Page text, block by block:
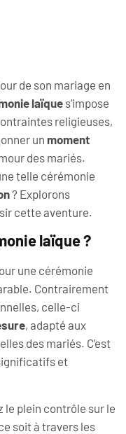
de son mariage en
laïque s’impose
religieuses,
un moment
des mariés.
telle cérémonie
? Explorons
cette aventure.
laïque ?
une cérémonie
Contrairement
celle-ci
, adapté aux
des mariés. C’est
et
le plein contrôle sur le
soit à travers les